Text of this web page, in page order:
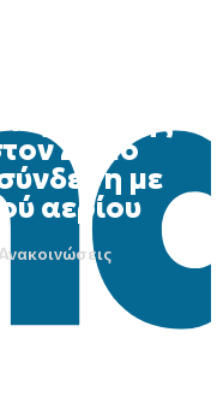
Δήμο
με
αερίου
Ανακοινώσεις